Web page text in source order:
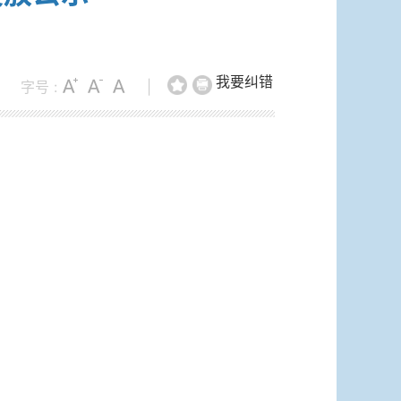
我要纠错
字号 :